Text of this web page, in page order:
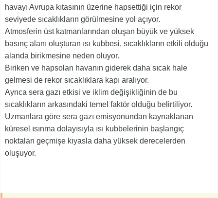
havayı Avrupa kıtasının üzerine hapsettiği için rekor
seviyede sıcaklıkların görülmesine yol açıyor.
Atmosferin üst katmanlarından oluşan büyük ve yüksek
basınç alanı oluşturan ısı kubbesi, sıcaklıkların etkili olduğu
alanda birikmesine neden oluyor.
Biriken ve hapsolan havanın giderek daha sıcak hale
gelmesi de rekor sıcaklıklara kapı aralıyor.
Ayrıca sera gazı etkisi ve iklim değişikliğinin de bu
sıcaklıkların arkasındaki temel faktör olduğu belirtiliyor.
Uzmanlara göre sera gazı emisyonundan kaynaklanan
küresel ısınma dolayısıyla ısı kubbelerinin başlangıç
noktaları geçmişe kıyasla daha yüksek derecelerden
oluşuyor.